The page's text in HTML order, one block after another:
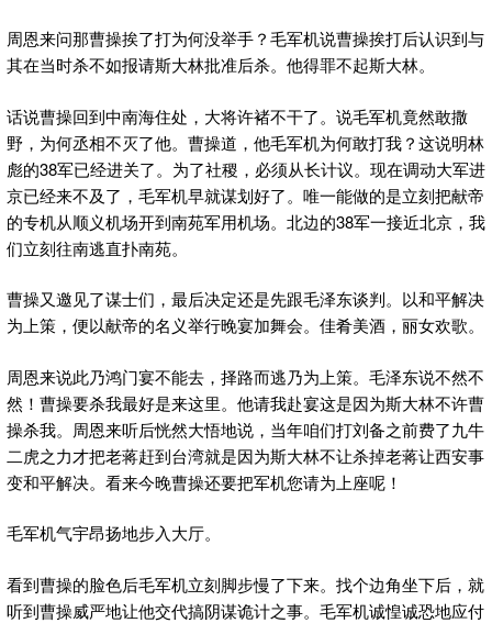
周恩来问那曹操挨了打为何没举手？毛军机说曹操挨打后认识到与
其在当时杀不如报请斯大林批准后杀。他得罪不起斯大林。
话说曹操回到中南海住处，大将许褚不干了。说毛军机竟然敢撒
野，为何丞相不灭了他。曹操道，他毛军机为何敢打我？这说明林
彪的38军已经进关了。为了社稷，必须从长计议。现在调动大军进
京已经来不及了，毛军机早就谋划好了。唯一能做的是立刻把献帝
的专机从顺义机场开到南苑军用机场。北边的38军一接近北京，我
们立刻往南逃直扑南苑。
曹操又邀见了谋士们，最后决定还是先跟毛泽东谈判。以和平解决
为上策，便以献帝的名义举行晚宴加舞会。佳肴美酒，丽女欢歌。
周恩来说此乃鸿门宴不能去，择路而逃乃为上策。毛泽东说不然不
然！曹操要杀我最好是来这里。他请我赴宴这是因为斯大林不许曹
操杀我。周恩来听后恍然大悟地说，当年咱们打刘备之前费了九牛
二虎之力才把老蒋赶到台湾就是因为斯大林不让杀掉老蒋让西安事
变和平解决。看来今晚曹操还要把军机您请为上座呢！
毛军机气宇昂扬地步入大厅。
看到曹操的脸色后毛军机立刻脚步慢了下来。找个边角坐下后，就
听到曹操威严地让他交代搞阴谋诡计之事。毛军机诚惶诚恐地应付